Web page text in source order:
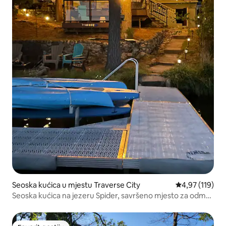
Seoska kućica u mjestu Traverse City Prosječna
4,97 (119)
Seoska kućica na jezeru Spider, savršeno mjesto za odmor